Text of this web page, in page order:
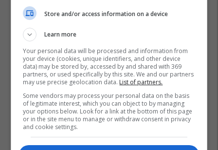
banesë
Mësoni kujdesin shëndetësor
përmes përvojës praktike me
EduCare
Edu Care
Store and/or access information on a device
Learn more
Your personal data will be processed and information from
your device (cookies, unique identifiers, and other device
data) may be stored by, accessed by and shared with 369
partners, or used specifically by this site. We and our partners
may use precise geolocation data. List of partners.
Some vendors may process your personal data on the basis
of legitimate interest, which you can object to by managing
your options below. Look for a link at the bottom of this page
or in the site menu to manage or withdraw consent in privacy
and cookie settings.